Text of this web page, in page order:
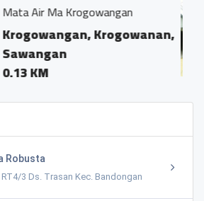
0.09
Robusta
3 Ds. Trasan Kec. Bandongan